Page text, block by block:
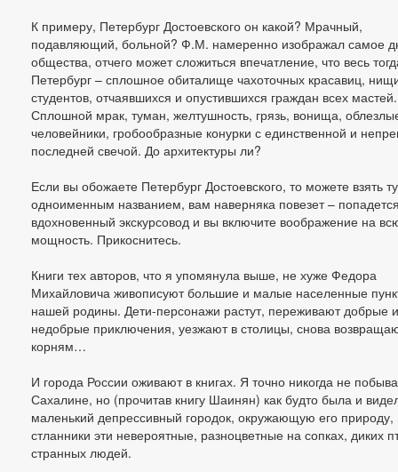
К примеру, Петербург Достоевского он какой? Мрачный,
подавляющий, больной? Ф.М. намеренно изображал самое
общества, отчего может сложиться впечатление, что весь
Петербург – сплошное обиталище чахоточных красавиц,
студентов, отчаявшихся и опустившихся граждан всех мастей.
Сплошной мрак, туман, желтушность, грязь, вонища,
человейники, гробообразные конурки с единственной и
последней свечой. До архитектуры ли?
Если вы обожаете Петербург Достоевского, то можете взять
одноименным названием, вам наверняка повезет –
вдохновенный экскурсовод и вы включите воображение на
мощность. Прикоснитесь.
Книги тех авторов, что я упомянула выше, не хуже Федора
Михайловича живописуют большие и малые населенные
нашей родины. Дети-персонажи растут, переживают добрые и
недобрые приключения, уезжают в столицы, снова
корням…
И города России оживают в книгах. Я точно никогда не
Сахалине, но (прочитав книгу Шаинян) как будто была и
маленький депрессивный городок, окружающую его природу,
стланники эти невероятные, разноцветные на сопках, диких
странных людей.